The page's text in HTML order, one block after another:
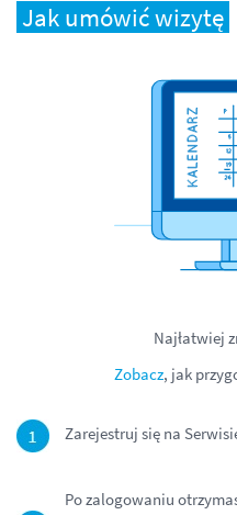
Jak umówić wizytę
Najłatwiej
Zobacz, jak
Zarejestruj się na
Po zalogowaniu